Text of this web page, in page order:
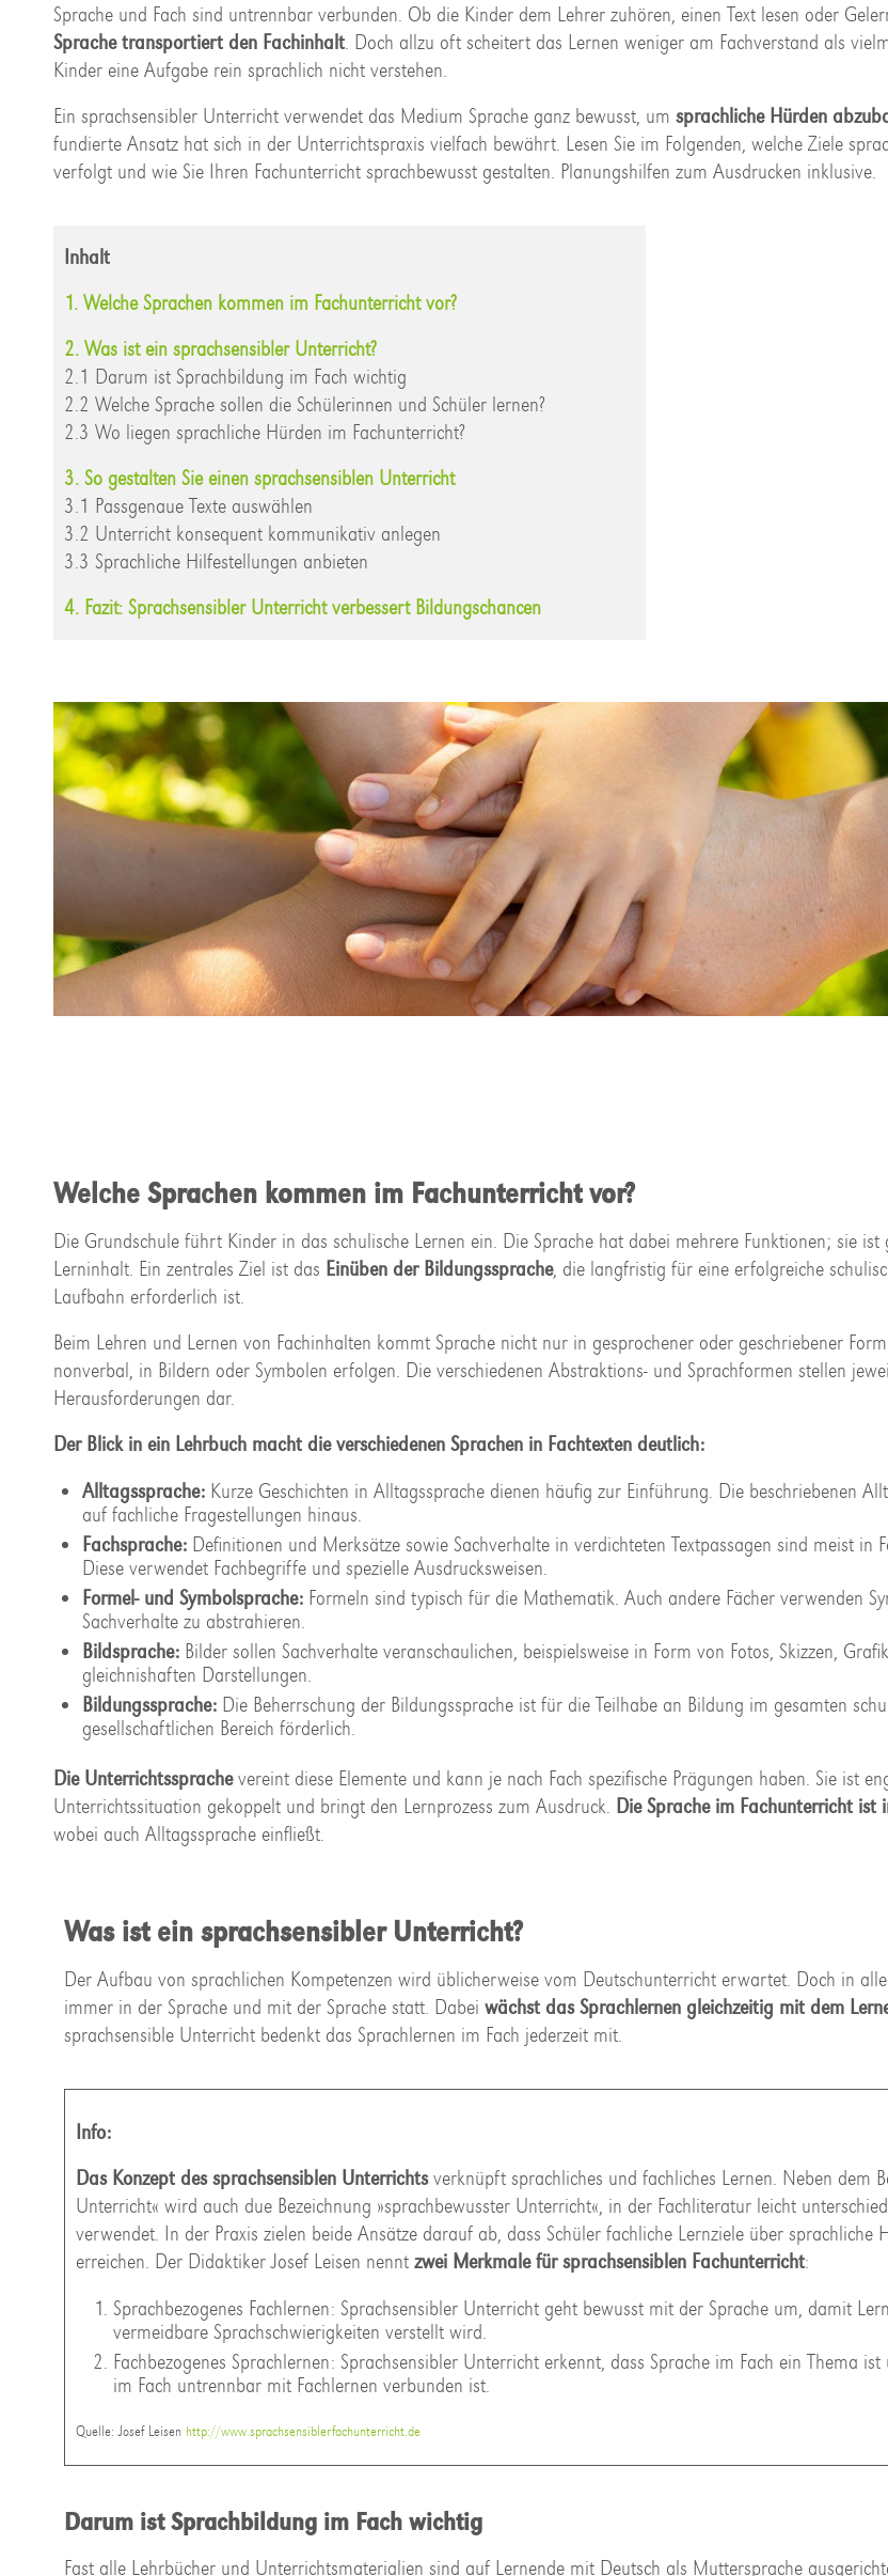
Sprache und Fach sind untrennbar verbunden. Ob die Kinder dem Lehrer zuhören, einen Text lesen oder
Sprache transportiert den Fachinhalt. Doch allzu oft scheitert das Lernen weniger am Fachverstand als
Kinder eine Aufgabe rein sprachlich nicht verstehen.
Ein sprachsensibler Unterricht verwendet das Medium Sprache ganz bewusst, um sprachliche Hürden
fundierte Ansatz hat sich in der Unterrichtspraxis vielfach bewährt. Lesen Sie im Folgenden, welche Ziele
verfolgt und wie Sie Ihren Fachunterricht sprachbewusst gestalten. Planungshilfen zum Ausdrucken inklusive.
Inhalt
1. Welche Sprachen kommen im Fachunterricht vor?
2. Was ist ein sprachsensibler Unterricht?
2.1 Darum ist Sprachbildung im Fach wichtig
2.2 Welche Sprache sollen die Schülerinnen und Schüler lernen?
2.3 Wo liegen sprachliche Hürden im Fachunterricht?
3. So gestalten Sie einen sprachsensiblen Unterricht
3.1 Passgenaue Texte auswählen
3.2 Unterricht konsequent kommunikativ anlegen
3.3 Sprachliche Hilfestellungen anbieten
4. Fazit: Sprachsensibler Unterricht verbessert Bildungschancen
Welche Sprachen kommen im Fachunterricht vor?
Die Grundschule führt Kinder in das schulische Lernen ein. Die Sprache hat dabei mehrere Funktionen; sie
Lerninhalt. Ein zentrales Ziel ist das Einüben der Bildungssprache, die langfristig für eine erfolgreiche
Laufbahn erforderlich ist.
Beim Lehren und Lernen von Fachinhalten kommt Sprache nicht nur in gesprochener oder geschriebener
nonverbal, in Bildern oder Symbolen erfolgen. Die verschiedenen Abstraktions- und Sprachformen stellen
Herausforderungen dar.
Der Blick in ein Lehrbuch macht die verschiedenen Sprachen in Fachtexten deutlich:
Alltagssprache: Kurze Geschichten in Alltagssprache dienen häufig zur Einführung. Die beschriebenen
auf fachliche Fragestellungen hinaus.
Fachsprache: Definitionen und Merksätze sowie Sachverhalte in verdichteten Textpassagen sind meist in
Diese verwendet Fachbegriffe und spezielle Ausdrucksweisen.
Formel- und Symbolsprache: Formeln sind typisch für die Mathematik. Auch andere Fächer verwenden
Sachverhalte zu abstrahieren.
Bildsprache: Bilder sollen Sachverhalte veranschaulichen, beispielsweise in Form von Fotos, Skizzen,
gleichnishaften Darstellungen.
Bildungssprache: Die Beherrschung der Bildungssprache ist für die Teilhabe an Bildung im gesamten
gesellschaftlichen Bereich förderlich.
Die Unterrichtssprachevereint diese Elemente und kann je nach Fach spezifische Prägungen haben. Sie ist
Unterrichtssituation gekoppelt und bringt den Lernprozess zum Ausdruck. Die Sprache im Fachunterricht ist
wobei auch Alltagssprache einfließt.
Was ist ein sprachsensibler Unterricht?
Der Aufbau von sprachlichen Kompetenzen wird üblicherweise vom Deutschunterricht erwartet. Doch in
immer in der Sprache und mit der Sprache statt. Dabei wächst das Sprachlernen gleichzeitig mit dem
sprachsensible Unterricht bedenkt das Sprachlernen im Fach jederzeit mit.
Info:
Das Konzept des sprachsensiblen Unterrichtsverknüpft sprachliches und fachliches Lernen. Neben dem
Unterricht« wird auch due Bezeichnung »sprachbewusster Unterricht«, in der Fachliteratur leicht
verwendet. In der Praxis zielen beide Ansätze darauf ab, dass Schüler fachliche Lernziele über sprachliche
erreichen. Der Didaktiker Josef Leisen nennt zwei Merkmale für sprachsensiblen Fachunterricht:
Sprachbezogenes Fachlernen: Sprachsensibler Unterricht geht bewusst mit der Sprache um, damit
vermeidbare Sprachschwierigkeiten verstellt wird.
Fachbezogenes Sprachlernen: Sprachsensibler Unterricht erkennt, dass Sprache im Fach ein Thema
im Fach untrennbar mit Fachlernen verbunden ist.
Quelle: Josef Leisen http://www.sprachsensiblerfachunterricht.de
Darum ist Sprachbildung im Fach wichtig
Fast alle Lehrbücher und Unterrichtsmaterialien sind auf Lernende mit Deutsch als Muttersprache